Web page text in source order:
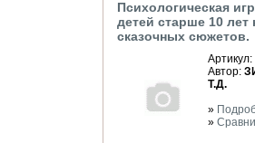
Психологическая
детей старше 10 лет
сказочных сюжетов.
Артикул:
Автор:
Т.Д.
»
»